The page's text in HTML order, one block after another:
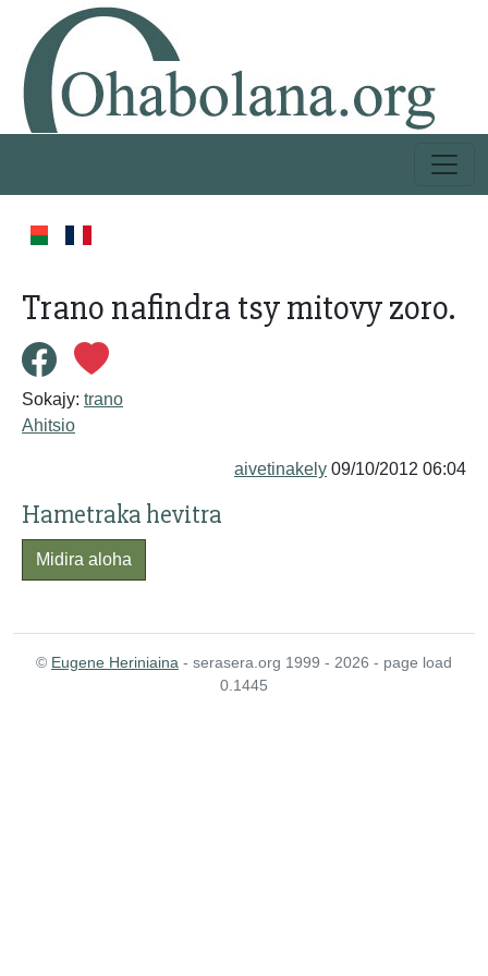
Trano nafindra tsy mitovy zoro.
Sokajy: trano
Ahitsio
aivetinakely 09/10/2012 06:04
Hametraka hevitra
Midira aloha
© Eugene Heriniaina - serasera.org 1999 - 2026 - page load
0.1445